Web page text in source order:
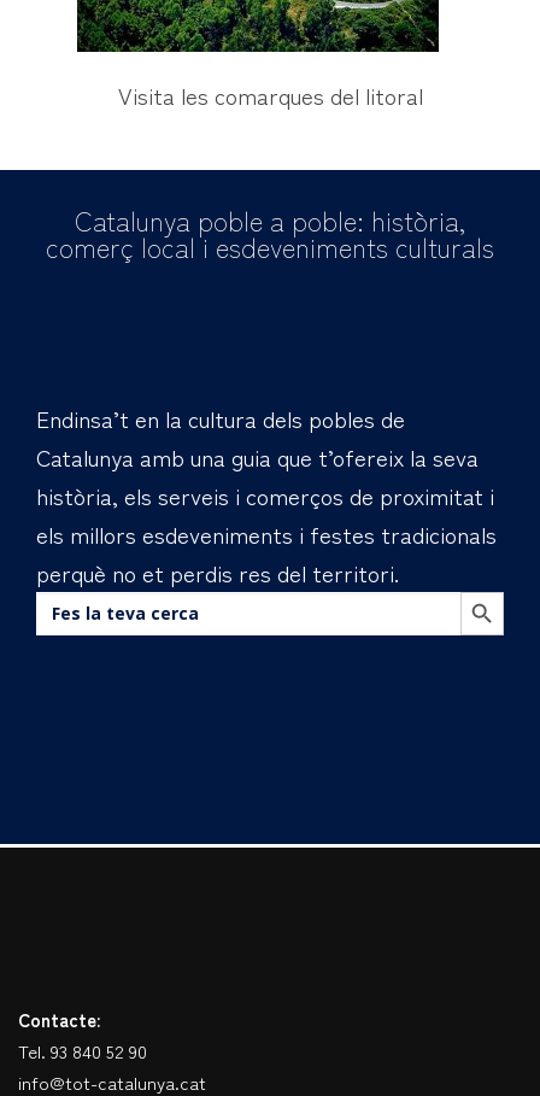
Visita les comarques del litoral
Catalunya poble a poble: història,
comerç local i esdeveniments culturals
Endinsa’t en la cultura dels pobles de
Catalunya amb una guia que t’ofereix la seva
història, els serveis i comerços de proximitat i
els millors esdeveniments i festes tradicionals
perquè no et perdis res del territori.
BOTÓN DE
Contacte:
Tel. 93 840 52 90
info@tot-catalunya.cat